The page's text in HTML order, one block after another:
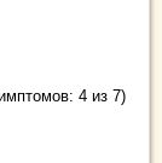
4 из 7)